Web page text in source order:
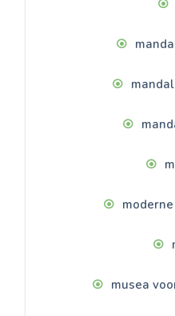
musea